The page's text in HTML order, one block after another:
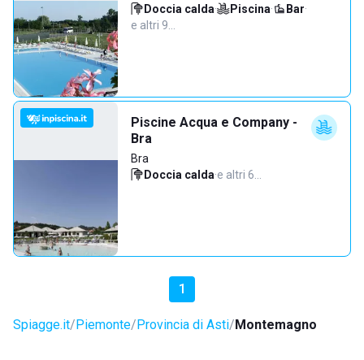
Doccia calda· Piscina· Bar·
e altri 9…
Piscine Acqua e Company -
Bra
Bra
Doccia calda·e altri 6…
1
Spiagge.it Piemonte Provincia di Asti Montemagno